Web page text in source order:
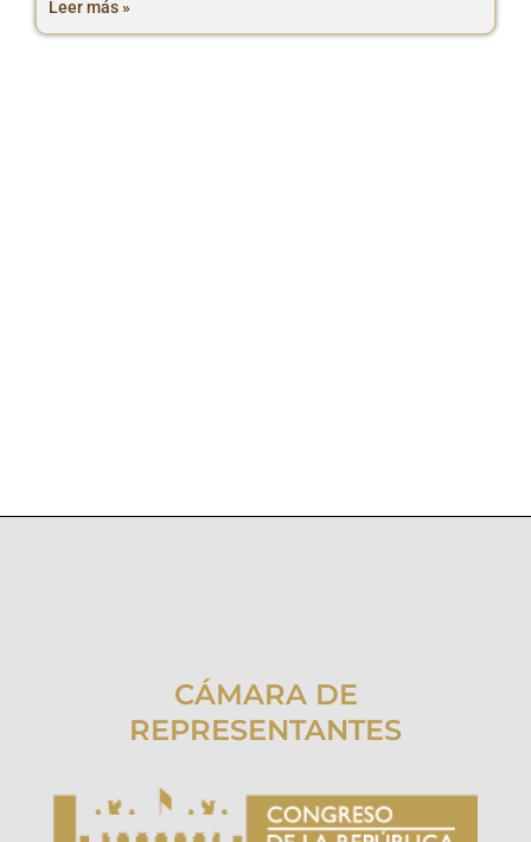
Leer más »
CÁMARA DE
REPRESENTANTES